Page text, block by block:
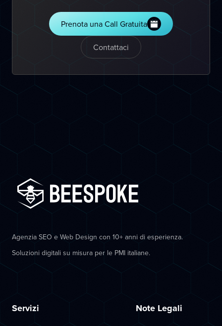
Prenota una Call Gratuita
Contattaci
Agenzia SEO e Web Design con 10+ anni di esperienza.
Soluzioni digitali su misura per le PMI italiane.
Servizi Note Legali